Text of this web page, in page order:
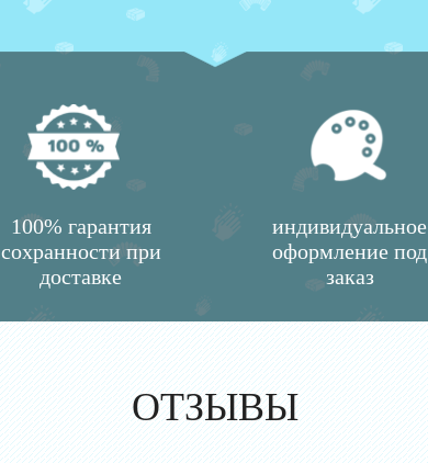
100% гарантия
сохранности при
доставке
индивидуальное
оформление под
заказ
ОТЗЫВЫ